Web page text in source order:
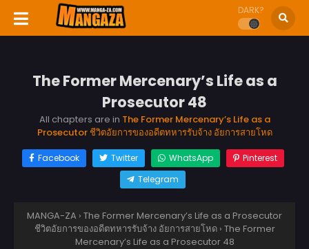
DARK?
The Former Mercenary’s Life as a
Prosecutor 48
All chapters are in The Former Mercenary’s Life as a
Prosecutor ชีวิตอัยการของอดีตทหารรับจ้าง อัยการสายโหด
Facebook Twitter WhatsApp
Pinterest
Telegram
MANGA-ZA › The Former Mercenary’s Life as a Prosecutor
ชีวิตอัยการของอดีตทหารรับจ้าง อัยการสายโหด › The Former
Mercenary’s Life as a Prosecutor 48